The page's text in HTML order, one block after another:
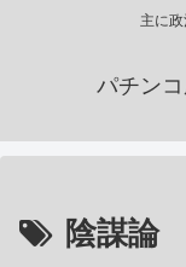
主に
パチン
陰謀論